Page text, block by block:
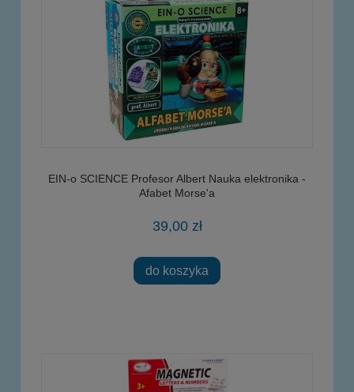
EIN-o SCIENCE Profesor Albert Nauka elektronika -
Afabet Morse'a
39,00 zł
do koszyka